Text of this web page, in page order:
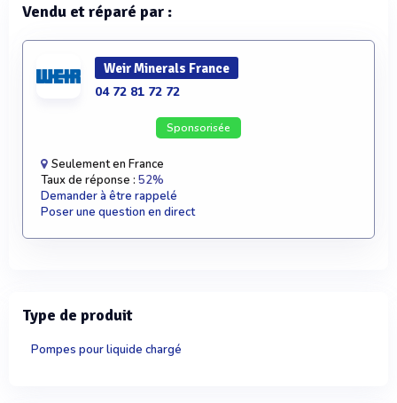
Vendu et réparé par :
Weir Minerals France
04 72 81 72 72
Sponsorisée
Seulement en France
Taux de réponse : 52%
Demander à être rappelé
Poser une question en direct
Type de produit
Pompes pour liquide chargé